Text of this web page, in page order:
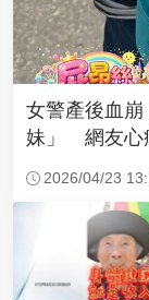
女警產後血
妹」 網友心
2026/04/23